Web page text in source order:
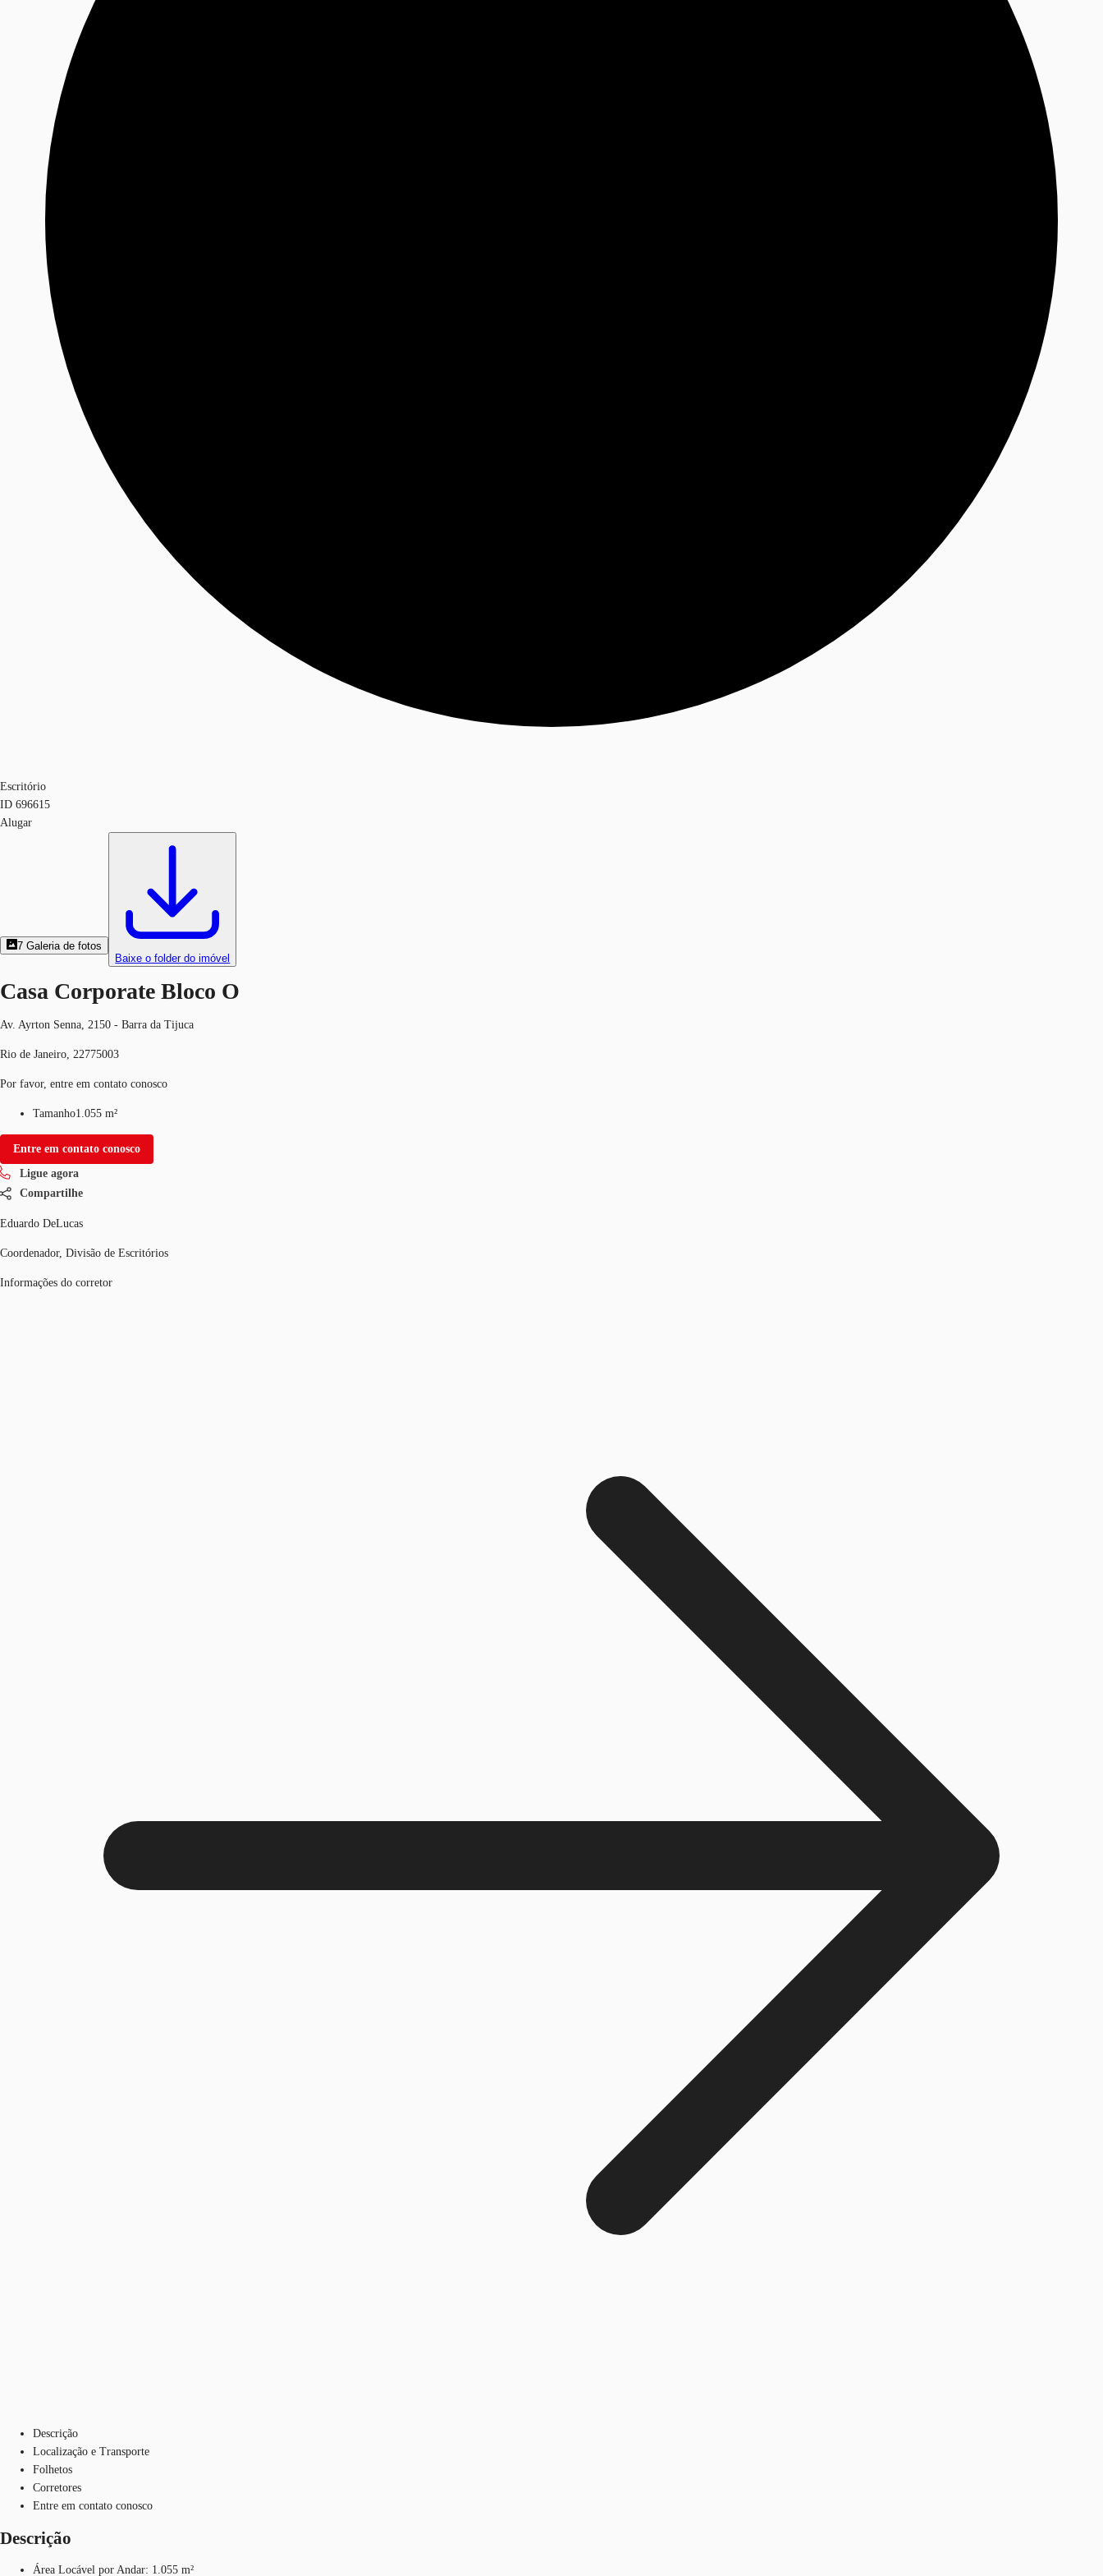
Escritório
ID 696615
Alugar
7 Galeria de fotos
Baixe o folder do imóvel
Casa Corporate Bloco O
Av. Ayrton Senna, 2150 - Barra da Tijuca
Rio de Janeiro, 22775003
Por favor, entre em contato conosco
Tamanho1.055 m²
Entre em contato conosco
Ligue agora
Compartilhe
Eduardo DeLucas
Coordenador, Divisão de Escritórios
Informações do corretor
Descrição
Localização e Transporte
Folhetos
Corretores
Entre em contato conosco
Descrição
Área Locável por Andar: 1.055 m²